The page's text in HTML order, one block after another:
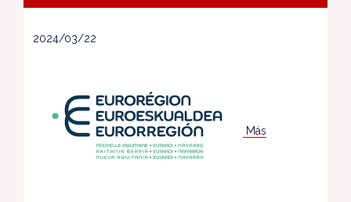
2024/03/22
Más